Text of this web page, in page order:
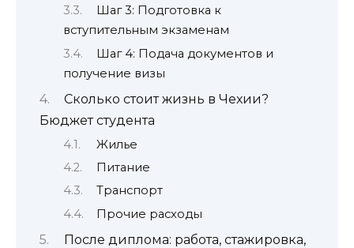
Шаг 3: Подготовка к
вступительным экзаменам
Шаг 4: Подача документов и
получение визы
Сколько стоит жизнь в Чехии?
Бюджет студента
Жилье
Питание
Транспорт
Прочие расходы
После диплома: работа, стажировка,